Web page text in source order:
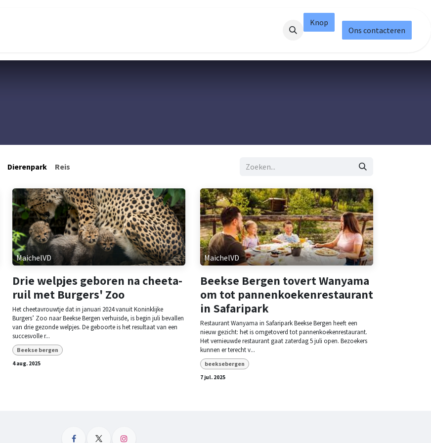
Knop
Ons contacteren
Dierenpark Reis
MaichelVD
Drie welpjes geboren na cheeta-
ruil met Burgers' Zoo
Het cheetavrouwtje dat in januari 2024 vanuit Koninklijke
Burgers’ Zoo naar Beekse Bergen verhuisde, is begin juli bevallen
van drie gezonde welpjes. De geboorte is het resultaat van een
succesvolle r...
Beekse bergen
4 aug. 2025
MaichelVD
Beekse Bergen tovert Wanyama
om tot pannenkoekenrestaurant
in Safaripark
Restaurant Wanyama in Safaripark Beekse Bergen heeft een
nieuw gezicht: het is omgetoverd tot pannenkoekenrestaurant.
Het vernieuwde restaurant gaat zaterdag 5 juli open. Bezoekers
kunnen er terecht v...
beeksebergen
7 jul. 2025